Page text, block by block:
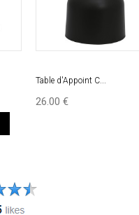
Table d'Appoint C...
26.00 €